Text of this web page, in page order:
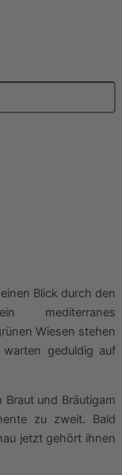
Blick durch den
mediterranes
Wiesen stehen
warten geduldig auf
und Bräutigam
zu zweit. Bald
jetzt gehört ihnen